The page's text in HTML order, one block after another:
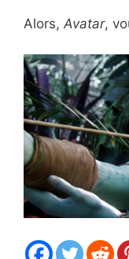
Alors, Avatar,